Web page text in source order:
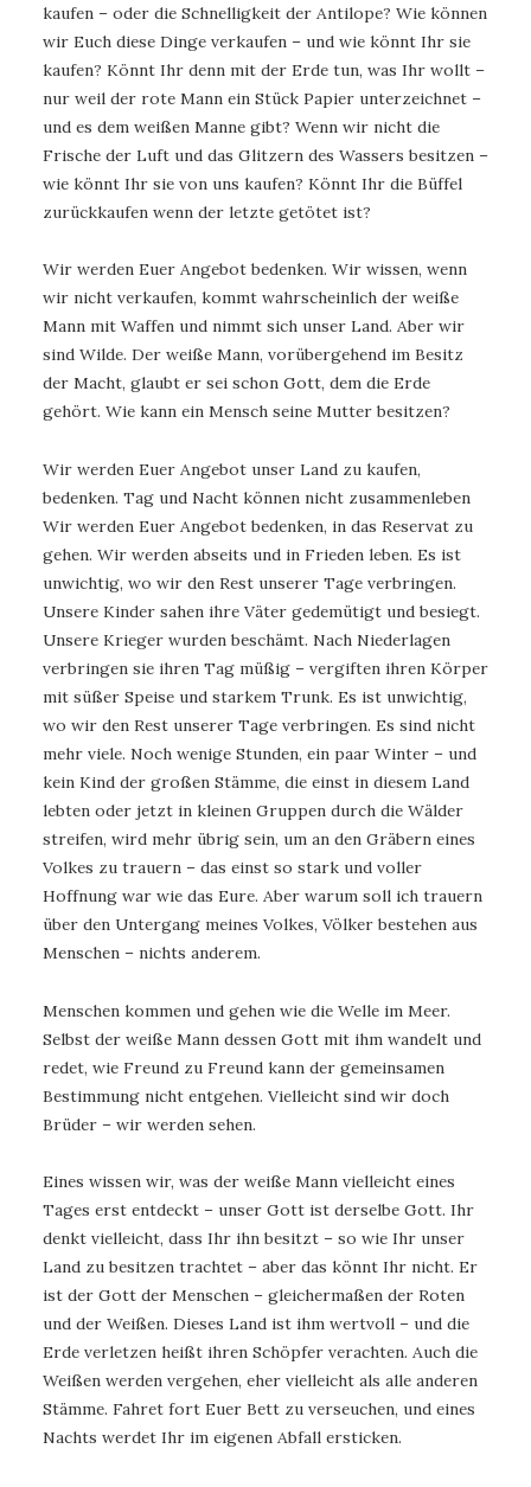
kaufen – oder die Schnelligkeit der Antilope? Wie können
wir Euch diese Dinge verkaufen – und wie könnt Ihr sie
kaufen? Könnt Ihr denn mit der Erde tun, was Ihr wollt –
nur weil der rote Mann ein Stück Papier unterzeichnet –
und es dem weißen Manne gibt? Wenn wir nicht die
Frische der Luft und das Glitzern des Wassers besitzen –
wie könnt Ihr sie von uns kaufen? Könnt Ihr die Büffel
zurückkaufen wenn der letzte getötet ist?
Wir werden Euer Angebot bedenken. Wir wissen, wenn
wir nicht verkaufen, kommt wahrscheinlich der weiße
Mann mit Waffen und nimmt sich unser Land. Aber wir
sind Wilde. Der weiße Mann, vorübergehend im Besitz
der Macht, glaubt er sei schon Gott, dem die Erde
gehört. Wie kann ein Mensch seine Mutter besitzen?
Wir werden Euer Angebot unser Land zu kaufen,
bedenken. Tag und Nacht können nicht zusammenleben
Wir werden Euer Angebot bedenken, in das Reservat zu
gehen. Wir werden abseits und in Frieden leben. Es ist
unwichtig, wo wir den Rest unserer Tage verbringen.
Unsere Kinder sahen ihre Väter gedemütigt und besiegt.
Unsere Krieger wurden beschämt. Nach Niederlagen
verbringen sie ihren Tag müßig – vergiften ihren Körper
mit süßer Speise und starkem Trunk. Es ist unwichtig,
wo wir den Rest unserer Tage verbringen. Es sind nicht
mehr viele. Noch wenige Stunden, ein paar Winter – und
kein Kind der großen Stämme, die einst in diesem Land
lebten oder jetzt in kleinen Gruppen durch die Wälder
streifen, wird mehr übrig sein, um an den Gräbern eines
Volkes zu trauern – das einst so stark und voller
Hoffnung war wie das Eure. Aber warum soll ich trauern
über den Untergang meines Volkes, Völker bestehen aus
Menschen – nichts anderem.
Menschen kommen und gehen wie die Welle im Meer.
Selbst der weiße Mann dessen Gott mit ihm wandelt und
redet, wie Freund zu Freund kann der gemeinsamen
Bestimmung nicht entgehen. Vielleicht sind wir doch
Brüder – wir werden sehen.
Eines wissen wir, was der weiße Mann vielleicht eines
Tages erst entdeckt – unser Gott ist derselbe Gott. Ihr
denkt vielleicht, dass Ihr ihn besitzt – so wie Ihr unser
Land zu besitzen trachtet – aber das könnt Ihr nicht. Er
ist der Gott der Menschen – gleichermaßen der Roten
und der Weißen. Dieses Land ist ihm wertvoll – und die
Erde verletzen heißt ihren Schöpfer verachten. Auch die
Weißen werden vergehen, eher vielleicht als alle anderen
Stämme. Fahret fort Euer Bett zu verseuchen, und eines
Nachts werdet Ihr im eigenen Abfall ersticken.